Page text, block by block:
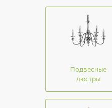
Подвесные
люстры